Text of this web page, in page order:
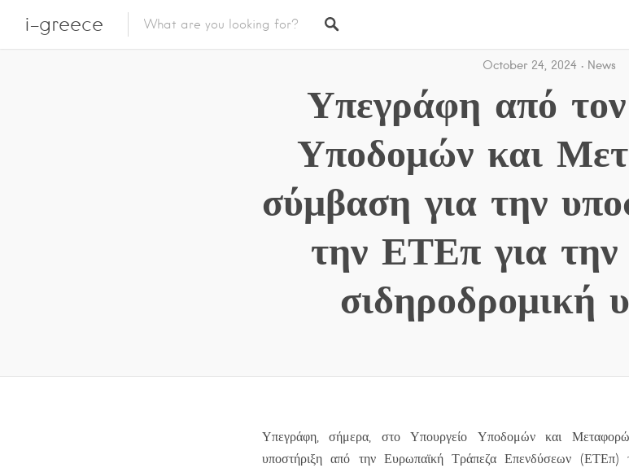
i-greece
October 24, 2024 News
Υπεγράφη από
Υποδομών και
σύμβαση για την
την ΕΤΕπ για την
σιδηροδρομική
Υπεγράφη, σήμερα, στο Υπουργείο Υποδομών και
υποστήριξη από την Ευρωπαϊκή Τράπεζα Επενδύσεων (ΕΤΕπ)